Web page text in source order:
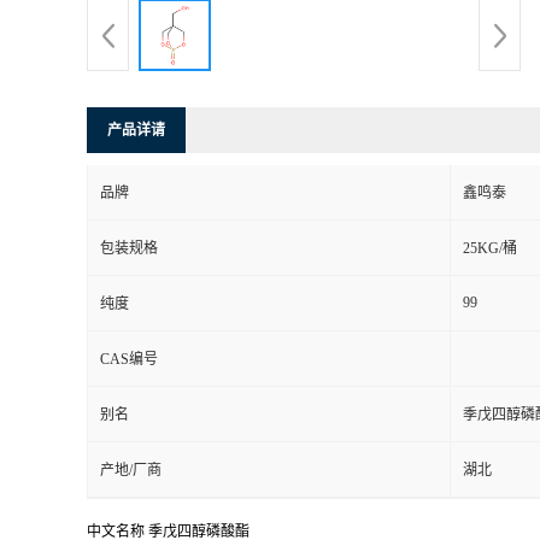
产品详请
品牌 鑫鸣泰
包装规格 25KG/桶
纯度 99
CAS编号
别名 季戊四醇磷
产地/厂商 湖北
中文名称 季戊四醇磷酸酯